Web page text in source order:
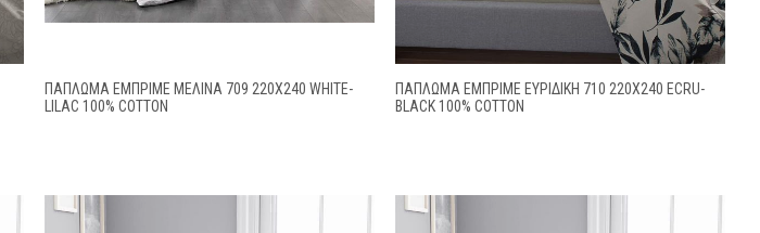
ΠΆΠΛΩΜΑ ΕΜΠΡΙΜΈ ΜΕΛΊΝΑ 709 220X240 WHITE-
LILAC 100% COTTON
ΠΆΠΛΩΜΑ ΕΜΠΡΙΜΈ ΕΥΡΙΔΊΚΗ 710 220X240 ECRU-
BLACK 100% COTTON